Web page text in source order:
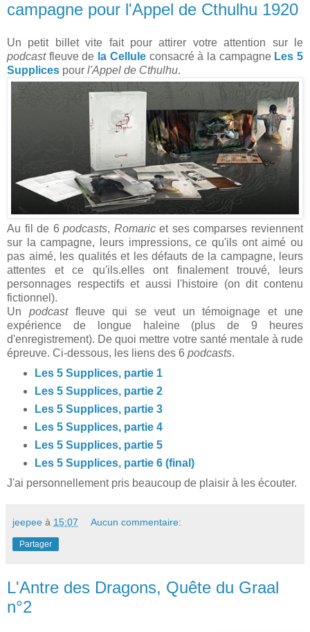
campagne pour l'Appel de Cthulhu 1920
Un petit billet vite fait pour attirer votre attention sur le
podcast fleuve de la Celluleconsacré à la campagne Les 5
Supplices pour l'Appel de Cthulhu.
Au fil de 6podcasts, Romaricet ses comparses reviennent
sur la campagne, leurs impressions, ce qu'ils ont aimé ou
pas aimé, les qualités et les défauts de la campagne, leurs
attentes et ce qu'ils.elles ont finalement trouvé, leurs
personnages respectifs et aussi l'histoire (on dit contenu
fictionnel).
Un podcast fleuve qui se veut un témoignage et une
expérience de longue haleine (plus de 9 heures
d'enregistrement). De quoi mettre votre santé mentale à rude
épreuve. Ci-dessous, les liens des 6 podcasts.
Les 5 Supplices, partie 1
Les 5 Supplices, partie 2
Les 5 Supplices, partie 3
Les 5 Supplices, partie 4
Les 5 Supplices, partie 5
Les 5 Supplices, partie 6 (final)
J'ai personnellement pris beaucoup de plaisir à les écouter.
jeepee à 15:07 Aucun commentaire:
Partager
L'Antre des Dragons, Quête du Graal
n°2